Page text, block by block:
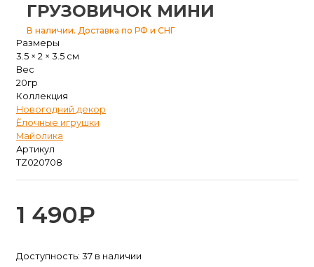
ГРУЗОВИЧОК МИНИ
В наличии. Доставка по РФ и СНГ
Размеры
3.5 × 2 × 3.5 см
Вес
20гр
Коллекция
Новогодний декор
Ёлочные игрушки
Майолика
Артикул
TZ020708
1 490₽
Доступность: 37 в наличии